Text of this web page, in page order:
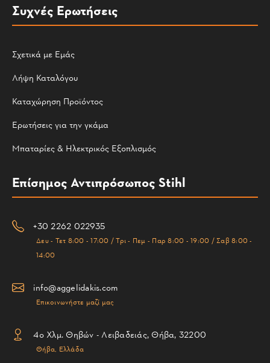
Συχνές Ερωτήσεις
Σχετικά με Εμάς
Λήψη Καταλόγου
Καταχώρηση Προϊόντος
Ερωτήσεις για την γκάμα
Μπαταρίες & Ηλεκτρικός Εξοπλισμός
Επίσημος Αντιπρόσωπος Stihl
+30 2262 022935
Δευ - Τετ 8:00 - 17:00 / Τρι - Πεμ - Παρ 8:00 - 19:00 / Σαβ 8:00 -
14:00
info@aggelidakis.com
Επικοινωνήστε μαζί μας
4ο Χλμ. Θηβών - Λειβαδειάς, Θήβα, 32200
Θήβα, Ελλάδα